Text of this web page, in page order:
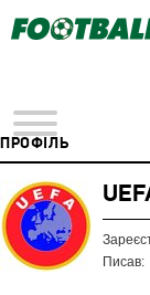
ПРОФІЛЬ
Писав: